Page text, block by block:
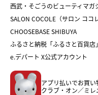
ホワイトデー
バレンタイン
おせち
フード
ホーム・キッチン＆アート
西武・そごうのビューティマガ
SALON COCOLE（サロン ココレ
CHOOSEBASE SHIBUYA
ふるさと納税「ふるさと百貨店」
e.デパート X公式アカウント
アプリ払いでお買い
クラブ・オン／ミレ